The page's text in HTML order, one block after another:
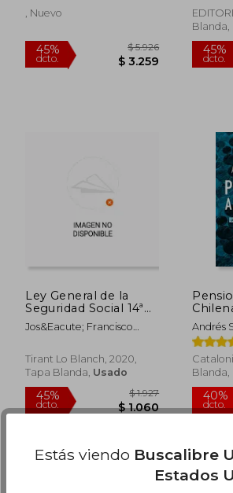
45%
dcto.
, Nuevo
Blanda,
Ley General de la
Seguridad Social 14ª
Edición 2020 (Textos
Legales)
Jos&Eacute; Francisco
Tirant Lo Blanch, 2020,
Tapa Blanda, Usado
Andrés
Blanda,
Estás viendo Buscalibre
Estados